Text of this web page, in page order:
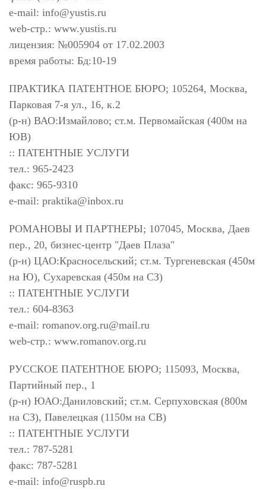
e-mail: info@yustis.ru
web-стр.: www.yustis.ru
лицензия: №005904 от 17.02.2003
время работы: Бд:10-19
ПРАКТИКА ПАТЕНТНОЕ БЮРО; 105264, Москва,
Парковая 7-я ул., 16, к.2
(р-н) ВАО:Измайлово; ст.м. Первомайская (400м на
ЮВ)
:: ПАТЕНТНЫЕ УСЛУГИ
тел.: 965-2423
факс: 965-9310
e-mail: praktika@inbox.ru
РОМАНОВЫ И ПАРТНЕРЫ; 107045, Москва, Даев
пер., 20, бизнес-центр "Даев Плаза"
(р-н) ЦАО:Красносельский; ст.м. Тургеневская (450м
на Ю), Сухаревская (450м на СЗ)
:: ПАТЕНТНЫЕ УСЛУГИ
тел.: 604-8363
e-mail: romanov.org.ru@mail.ru
web-стр.: www.romanov.org.ru
РУССКОЕ ПАТЕНТНОЕ БЮРО; 115093, Москва,
Партийный пер., 1
(р-н) ЮАО:Даниловский; ст.м. Серпуховская (800м
на СЗ), Павелецкая (1150м на СВ)
:: ПАТЕНТНЫЕ УСЛУГИ
тел.: 787-5281
факс: 787-5281
e-mail: info@ruspb.ru